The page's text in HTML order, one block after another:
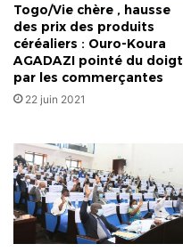
Togo/Vie chère , hausse
des prix des produits
céréaliers : Ouro-Koura
AGADAZI pointé du doigt
par les commerçantes
22 juin 2021